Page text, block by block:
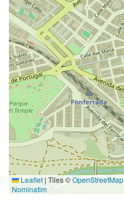
Leaflet |Tiles ©OpenStreetMap
Nominatim